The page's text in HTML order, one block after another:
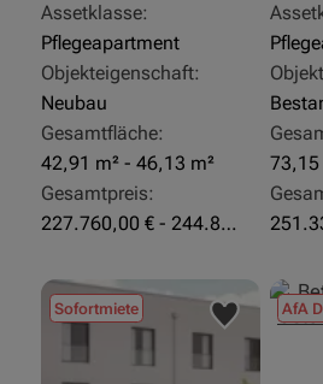
Assetklasse:
Pflegeapartment
Objekteigenschaft:
Neubau
Gesamtfläche:
42,91 m² - 46,13 m²
Gesamtpreis:
227.760,00 € - 244.860,00 €
73,15
Sofortmiete AfA